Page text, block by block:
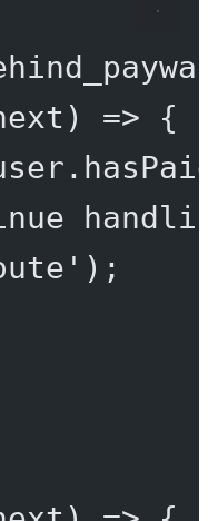
) => {
);